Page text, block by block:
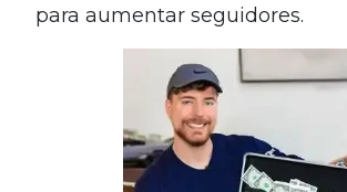
para aumentar seguidores.